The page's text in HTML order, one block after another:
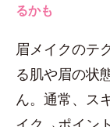
るかも
眉メイクのテ
る肌や眉の状
ん。通常、ス